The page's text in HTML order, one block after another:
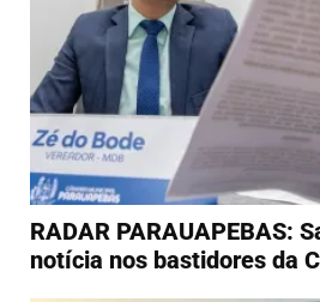
RADAR PARAUAPEBAS:
notícia nos bastidores da